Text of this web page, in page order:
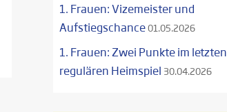
1. Frauen: Vizemeister und
Aufstiegschance01.05.2026
1. Frauen: Zwei Punkte im letzten
regulären Heimspiel 30.04.2026